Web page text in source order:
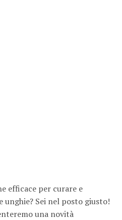
efficace per curare e
Sei nel posto giusto!
una novità